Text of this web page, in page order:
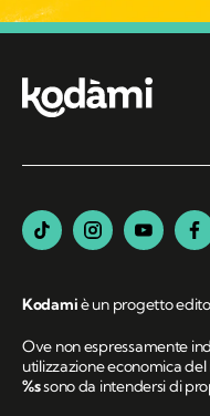
Kodamiè un progetto
Ove non espressamente
utilizzazione economica
%ssono da intendersi di